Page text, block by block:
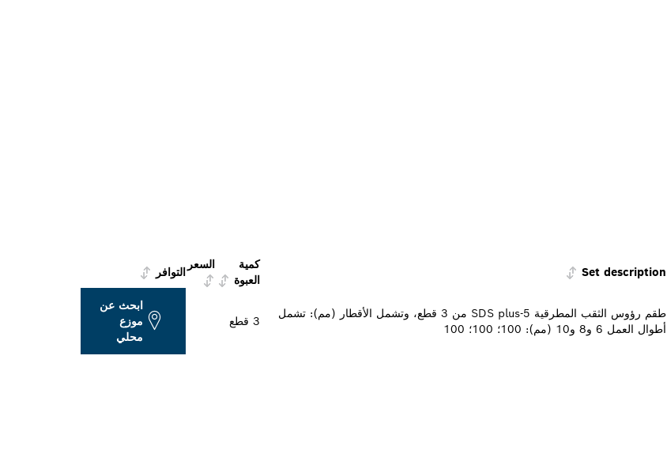
Set description
كمية
العبوة
السعر
التوافر
طقم رؤوس الثقب المطرقية SDS plus-5 من 3 قطع، وتشمل الأقطار (مم): تشمل
أطوال العمل 6 و8 و10 (مم): 100؛ 100؛ 100
3 قطع
ابحث عن
موزع
محلي